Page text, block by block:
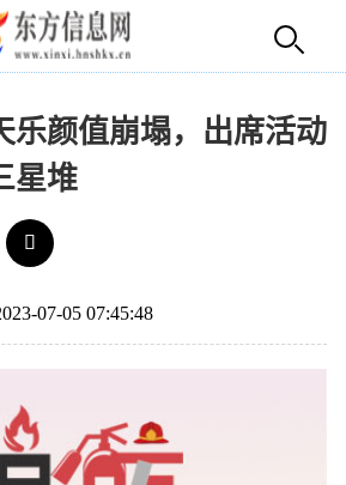
乐颜值崩塌，出席活动
星堆
07-05 07:45:48